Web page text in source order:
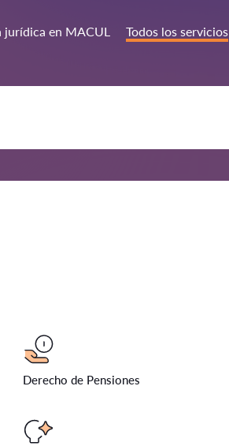
jurídica en MACUL Todos los servicios
Derecho de Pensiones